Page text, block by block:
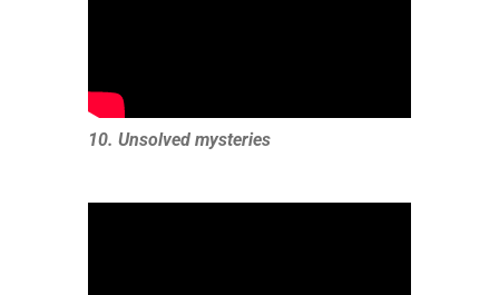
10. Unsolved mysteries